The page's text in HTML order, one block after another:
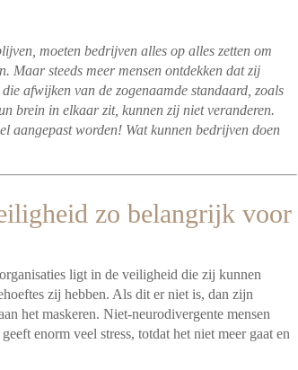
moeten bedrijven alles op alles zetten om
Maar steeds meer mensen ontdekken dat zij
afwijken van de zogenaamde standaard, zoals
brein in elkaar zit, kunnen zij niet veranderen.
aangepast worden! Wat kunnen bedrijven doen
zo belangrijk voor
ligt in de veiligheid die zij kunnen
zij hebben. Als dit er niet is, dan zijn
het maskeren. Niet-neurodivergente mensen
enorm veel stress, totdat het niet meer gaat en